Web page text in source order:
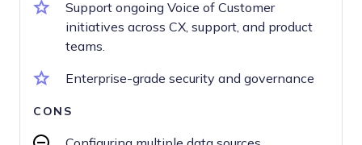
Support ongoing Voice of Customer
initiatives across CX, support, and product
teams.
Enterprise-grade security and governance
CONS